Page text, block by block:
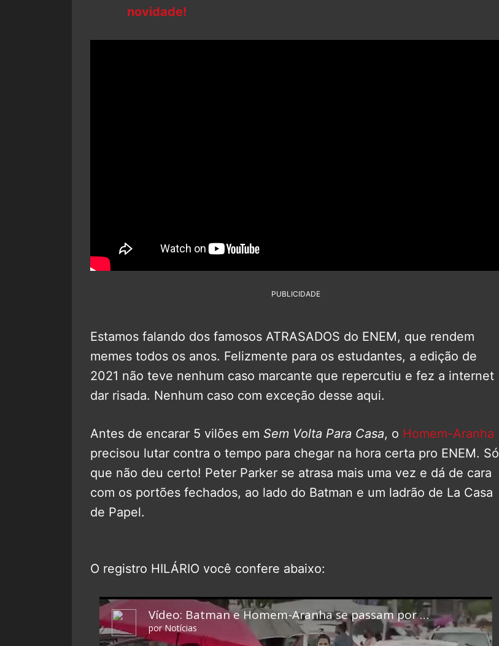
novidade!
PUBLICIDADE
Estamos falando dos famosos ATRASADOS do ENEM, que rendem
memes todos os anos. Felizmente para os estudantes, a edição de
2021 não teve nenhum caso marcante que repercutiu e fez a internet
dar risada. Nenhum caso com exceção desse aqui.
Antes de encarar 5 vilões em Sem Volta Para Casa, o Homem-Aranha
precisou lutar contra o tempo para chegar na hora certa pro ENEM. Só
que não deu certo! Peter Parker se atrasa mais uma vez e dá de cara
com os portões fechados, ao lado do Batman e um ladrão de La Casa
de Papel.
O registro HILÁRIO você confere abaixo: